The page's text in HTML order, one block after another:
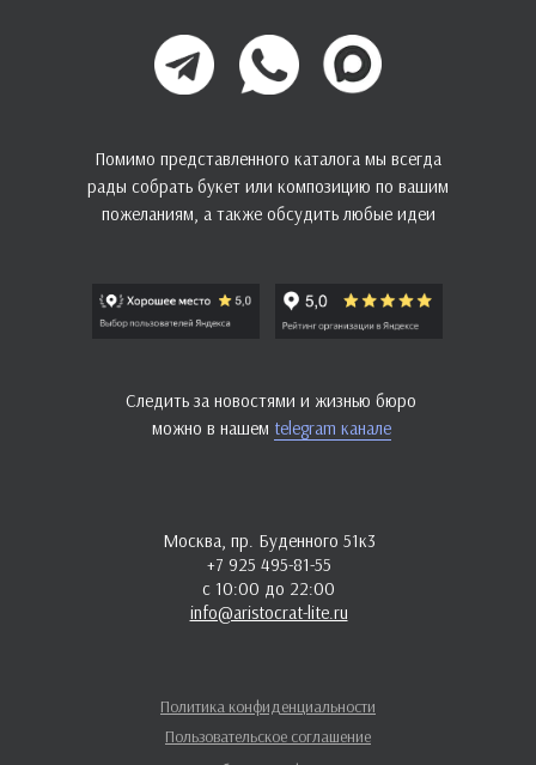
Москва, пр. Буденного 51к3
+7 925 495-81-55
с 10:00 до 22:00
info@aristocrat-lite.ru
Пользовательское соглашение
Политика конфиденциальности
Помимо представленного каталога мы всегда
рады собрать букет или композицию по вашим
пожеланиям, а также обсудить любые идеи
Следить за новостями и жизнью бюро
можно в нашем telegram канале